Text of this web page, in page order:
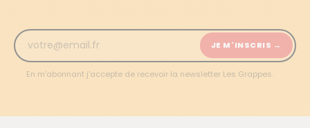
JE M'INSCRIS →
En m'abonnant j'accepte de recevoir la newsletter Les Grappes.